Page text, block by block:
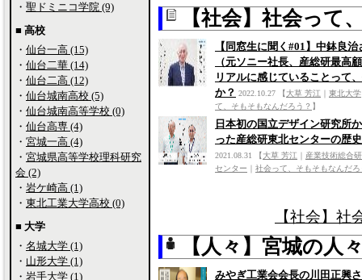
【社会】社会って
【同窓生に聞く#01】中鉢良治
（元ソニー社長、産総研最高
リアルに感じていることって
か？ 2022.10.27 【大草 芳江 東北大学
て、そもそもなんだろう？ 】
日本初の国立デザイン研究所
った産総研東北センターの歴
2021.08.31 【大草 芳江
産業技術総合
センター
社会って、そもそもなんだろ
【社会】
【人々】宮城の人
みやぎ工業会会長の川田正興
・ 聖ドミニコ学院 (9)
■ 高校
・ 仙台一高 (15)
・ 仙台二華 (14)
・ 仙台二高 (12)
・ 仙台城南高校 (5)
・ 仙台城南高等学校 (0)
・ 仙台高専 (4)
・ 宮城一高 (4)
・ 宮城県高等学校理科研究
会 (2)
・ 岩ケ崎高 (1)
・ 東北工業大学高校 (0)
■ 大学
・ 名城大学 (1)
・ 山形大学 (1)
・ 岩手大学 (1)